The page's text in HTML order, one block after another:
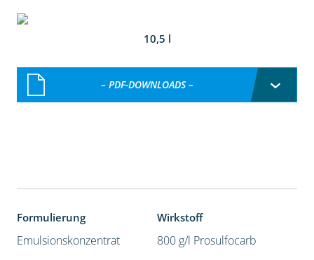
10,5 l
– PDF-DOWNLOADS –
Formulierung
Emulsionskonzentrat
Wirkstoff
800 g/l Prosulfocarb